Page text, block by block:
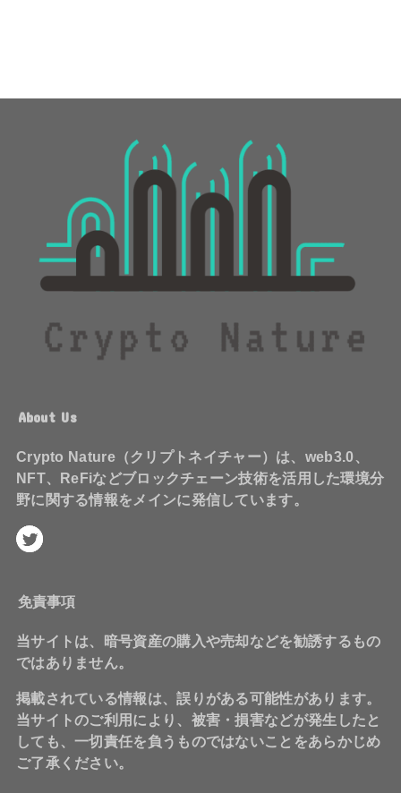
About Us
Crypto Nature（クリプトネイチャー）は、web3.0、
NFT、ReFiなどブロックチェーン技術を活用した環境分
野に関する情報をメインに発信しています。
免責事項
当サイトは、暗号資産の購入や売却などを勧誘するもの
ではありません。
掲載されている情報は、誤りがある可能性があります。
当サイトのご利用により、被害・損害などが発生したと
しても、一切責任を負うものではないことをあらかじめ
ご了承ください。